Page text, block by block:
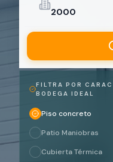
FILTRA POR
BODEGA IDEAL
Piso concreto
Patio Maniobras
Cubierta Térmica